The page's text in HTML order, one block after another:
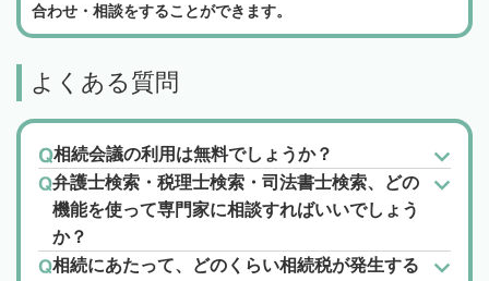
合わせ・相談をすることができます。
よくある質問
相続会議の利用は無料でしょうか？
弁護士検索・税理士検索・司法書士検索、どの
機能を使って専門家に相談すればいいでしょう
か？
相続にあたって、どのくらい相続税が発生する